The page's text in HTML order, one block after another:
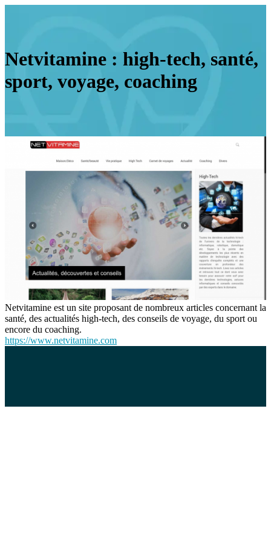
Netvitamine : high-tech, santé,
sport, voyage, coaching
Netvitamine est un site proposant de nombreux articles concernant la
santé, des actualités high-tech, des conseils de voyage, du sport ou
encore du coaching.
https://www.netvitamine.com